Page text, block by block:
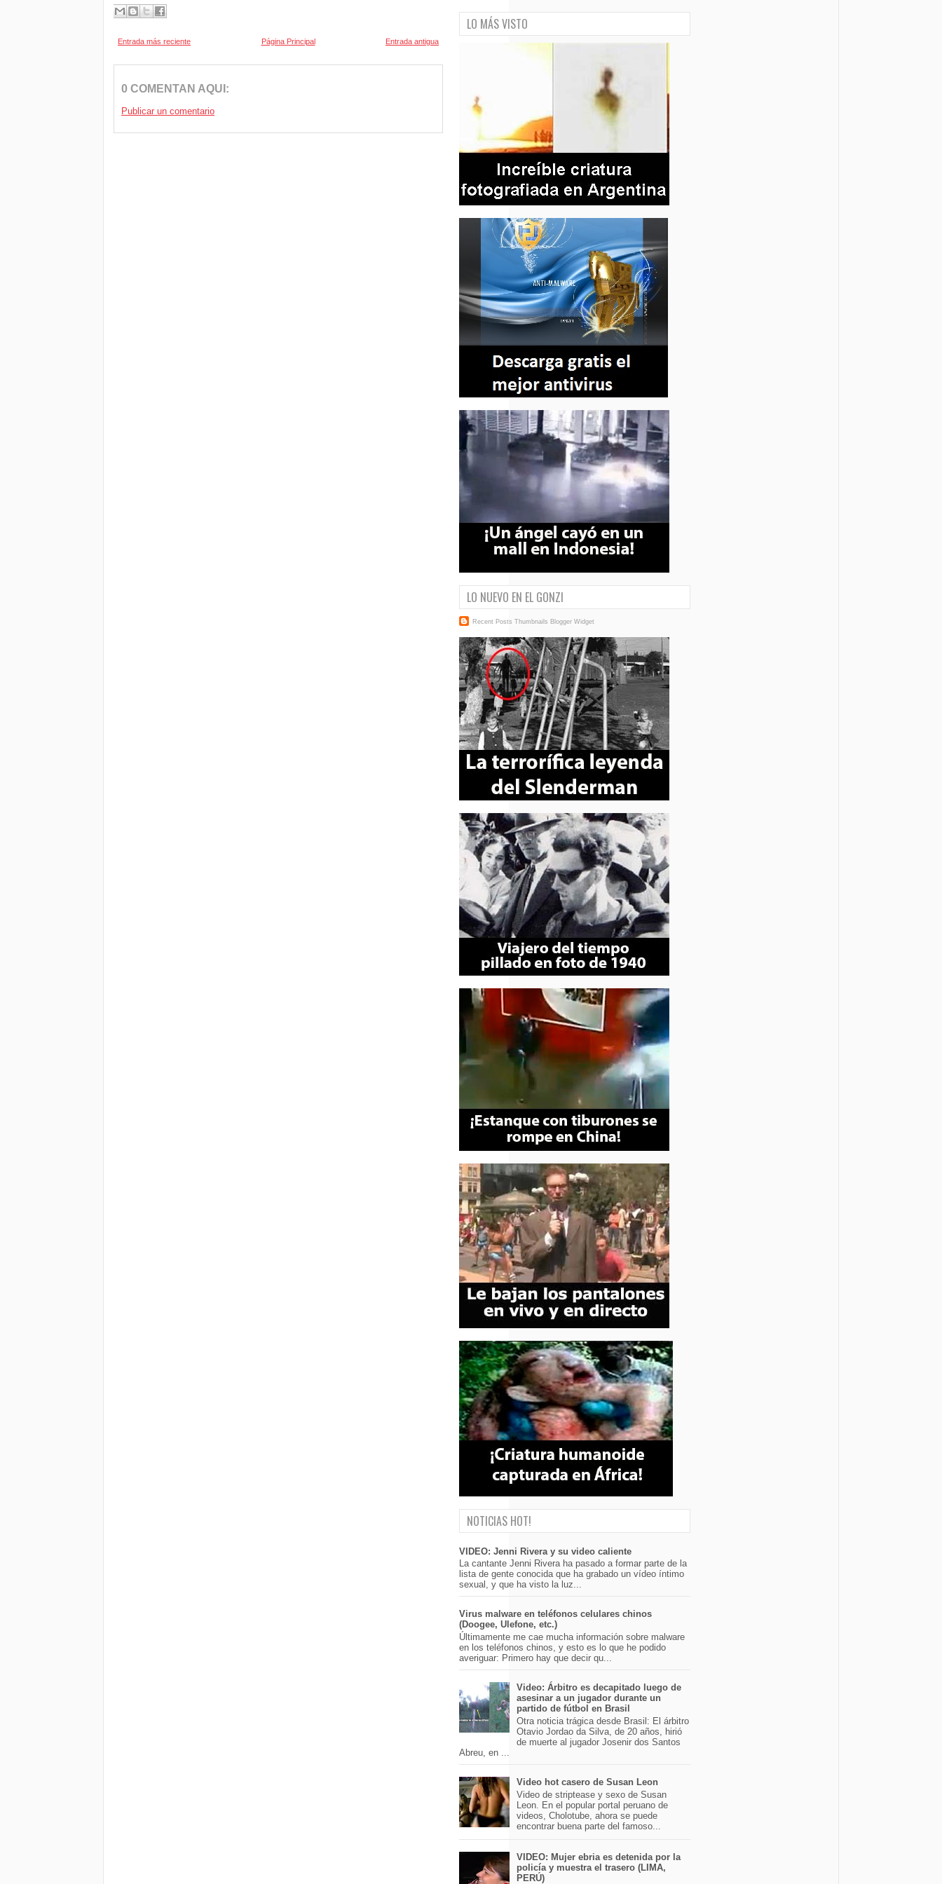
Entrada más reciente Entrada antigua
Página Principal
0 COMENTAN AQUI:
Publicar un comentario
LO MÁS VISTO
LO NUEVO EN EL GONZI
Recent Posts Thumbnails Blogger Widget
NOTICIAS HOT!
VIDEO: Jenni Rivera y su video caliente
La cantante Jenni Rivera ha pasado a formar parte de la
lista de gente conocida que ha grabado un vídeo íntimo
sexual, y que ha visto la luz...
Virus malware en teléfonos celulares chinos
(Doogee, Ulefone, etc.)
Últimamente me cae mucha información sobre malware
en los teléfonos chinos, y esto es lo que he podido
averiguar: Primero hay que decir qu...
Video: Árbitro es decapitado luego de
asesinar a un jugador durante un
partido de fútbol en Brasil
Otra noticia trágica desde Brasil: El árbitro
Otavio Jordao da Silva, de 20 años, hirió
de muerte al jugador Josenir dos Santos
Abreu, en ...
Video hot casero de Susan Leon
Video de striptease y sexo de Susan
Leon. En el popular portal peruano de
videos, Cholotube, ahora se puede
encontrar buena parte del famoso...
VIDEO: Mujer ebria es detenida por la
policía y muestra el trasero (LIMA,
PERÚ)